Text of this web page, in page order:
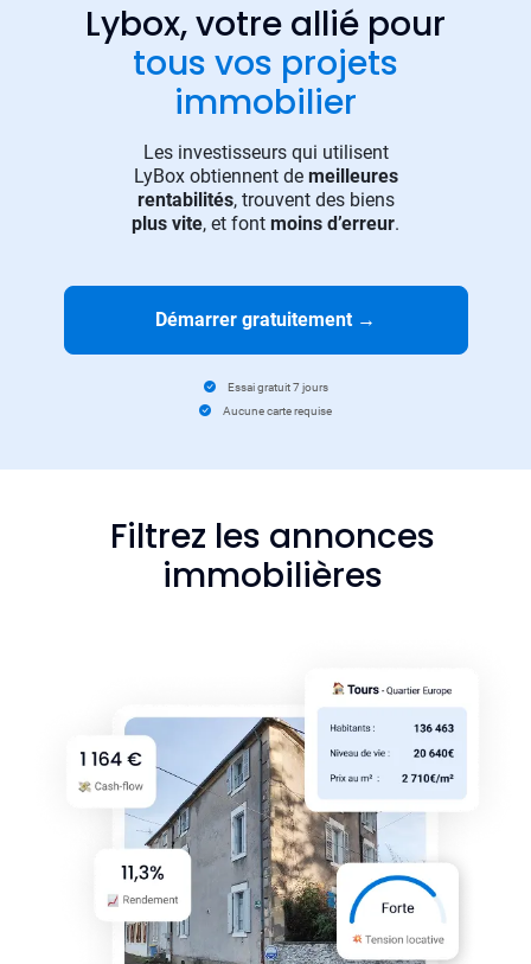
Lybox, votre allié pour
tous vos projets
immobilier
Les investisseurs qui utilisent
LyBox obtiennent de meilleures
rentabilités, trouvent des biens
plus vite, et font moins d’erreur.
Démarrer gratuitement →
Essai gratuit 7 jours
Aucune carte requise
Filtrez les annonces
immobilières